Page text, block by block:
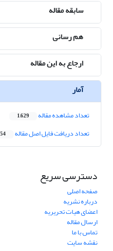
سابقه مقاله
هم رسانی
ارجاع به این مقاله
آمار
تعداد مشاهده مقاله 1,629
تعداد دریافت فایل اصل مقاله
دسترسی سریع
صفحه اصلی
درباره نشریه
اعضای هیات تحریریه
ارسال مقاله
تماس با ما
نقشه سایت